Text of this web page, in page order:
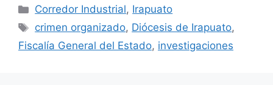
Categorías
Corredor Industrial, Irapuato
Etiquetas
crimen organizado, Diócesis de Irapuato,
Fiscalía General del Estado, investigaciones